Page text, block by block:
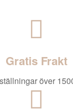
Gratis Frakt
över